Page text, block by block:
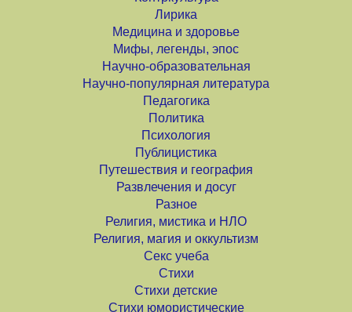
Лирика
Медицина и здоровье
Мифы, легенды, эпос
Научно-образовательная
Научно-популярная литература
Педагогика
Политика
Психология
Публицистика
Путешествия и география
Развлечения и досуг
Разное
Религия, мистика и НЛО
Религия, магия и оккультизм
Секс учеба
Стихи
Стихи детские
Стихи юмористические